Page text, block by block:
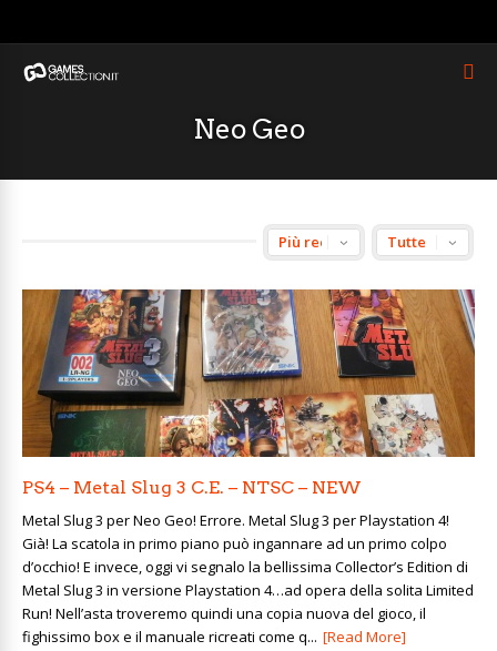
Neo Geo
PS4 – Metal Slug 3 C.E. – NTSC – NEW
Metal Slug 3 per Neo Geo! Errore. Metal Slug 3 per Playstation 4!
Già! La scatola in primo piano può ingannare ad un primo colpo
d’occhio! E invece, oggi vi segnalo la bellissima Collector’s Edition di
Metal Slug 3 in versione Playstation 4…ad opera della solita Limited
Run! Nell’asta troveremo quindi una copia nuova del gioco, il
fighissimo box e il manuale ricreati come q... [Read More]